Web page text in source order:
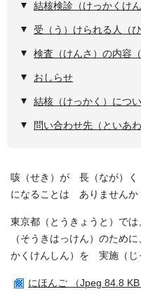
結核検診（けっかくけ
受（う）けられる人（ひ
検査（けんさ）の内容（
おしらせ
結核（けっかく）につ
問い合わせ先（といあわ
咳（せき）が 長（なが）
になることは ありませんか
東京都（とうきょうと）で
（そうきはっけん）のため
かくけんしん）を 実施（じ
にほんご （Jpeg 84.8 KB